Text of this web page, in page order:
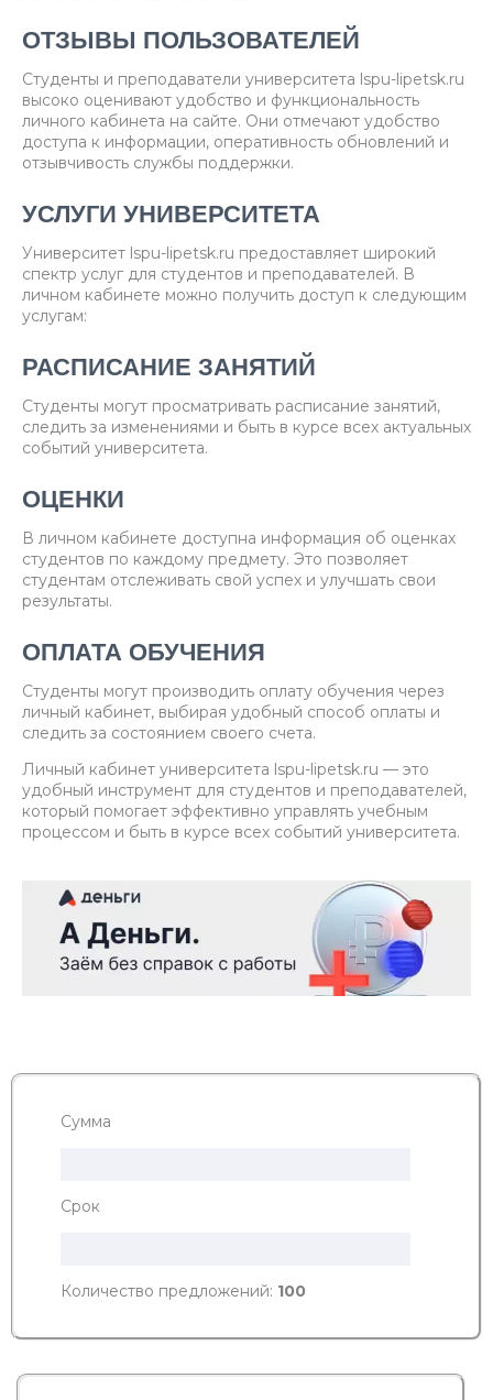
ОТЗЫВЫ ПОЛЬЗОВАТЕЛЕЙ
Студенты и преподаватели университета lspu-lipetsk.ru
высоко оценивают удобство и функциональность
личного кабинета на сайте. Они отмечают удобство
доступа к информации, оперативность обновлений и
отзывчивость службы поддержки.
УСЛУГИ УНИВЕРСИТЕТА
Университет lspu-lipetsk.ru предоставляет широкий
спектр услуг для студентов и преподавателей. В
личном кабинете можно получить доступ к следующим
услугам:
РАСПИСАНИЕ ЗАНЯТИЙ
Студенты могут просматривать расписание занятий,
следить за изменениями и быть в курсе всех актуальных
событий университета.
ОЦЕНКИ
В личном кабинете доступна информация об оценках
студентов по каждому предмету. Это позволяет
студентам отслеживать свой успех и улучшать свои
результаты.
ОПЛАТА ОБУЧЕНИЯ
Студенты могут производить оплату обучения через
личный кабинет, выбирая удобный способ оплаты и
следить за состоянием своего счета.
Личный кабинет университета lspu-lipetsk.ru — это
удобный инструмент для студентов и преподавателей,
который помогает эффективно управлять учебным
процессом и быть в курсе всех событий университета.
Сумма
Срок
Количество предложений: 100